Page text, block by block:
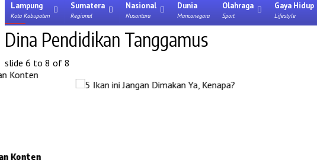
Lampung
Kota Kabupaten
Sumatera
Regional
Nasional
Nusantara
Dunia
Mancanegara
Olahraga
Sport
Gaya Hidup
Lifestyle
Dina Pendidikan Tanggamus
slide 6 to 8 of 8
Konten